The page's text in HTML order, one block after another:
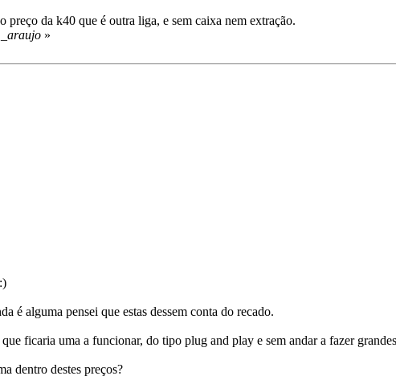
da k40 que é outra liga, e sem caixa nem extração.
»
é alguma pensei que estas dessem conta do recado.
ficaria uma a funcionar, do tipo plug and play e sem andar a fazer
dentro destes preços?